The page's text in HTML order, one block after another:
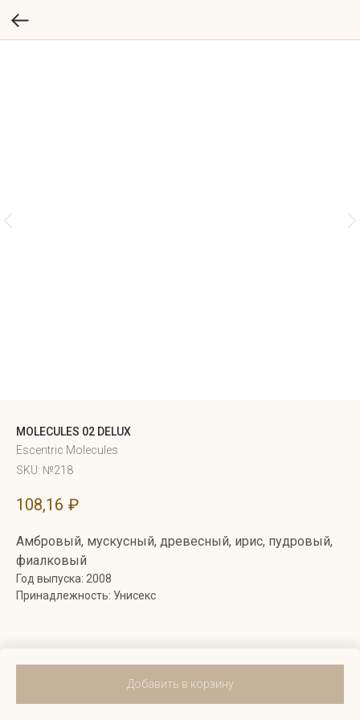
MOLECULES 02 DELUX
Escentric Molecules
SKU: №218
108,16 ₽
Добавить в корзину
Амбровый, мускусный, древесный, ирис, пудровый,
фиалковый
Год выпуска: 2008
Принадлежность: Унисекс